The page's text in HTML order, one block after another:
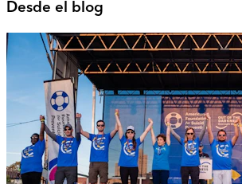
Desde el blog